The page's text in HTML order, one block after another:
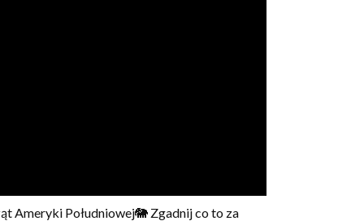
Ameryki Południowej🐘 Zgadnij co to za